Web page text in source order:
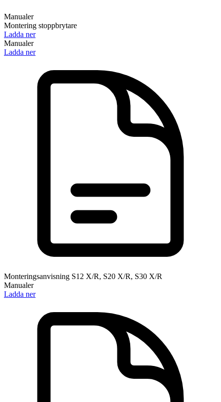
Manualer
Montering stoppbrytare
Ladda ner
Manualer
Ladda ner
Monteringsanvisning S12 X/R, S20 X/R, S30 X/R
Manualer
Ladda ner